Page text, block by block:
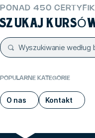
PONAD 450
SZUKAJ
POPULARNE KATEGORIE
O nas Kontakt